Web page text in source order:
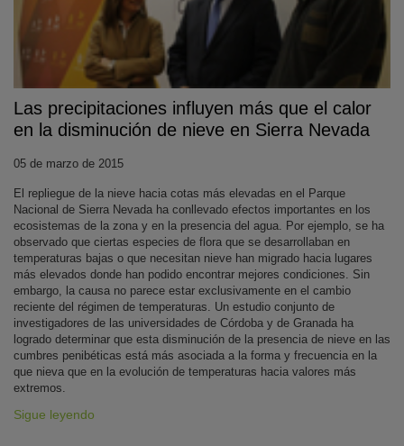
Las precipitaciones influyen más que el calor
en la disminución de nieve en Sierra Nevada
05 de marzo de 2015
El repliegue de la nieve hacia cotas más elevadas en el Parque
Nacional de Sierra Nevada ha conllevado efectos importantes en los
ecosistemas de la zona y en la presencia del agua. Por ejemplo, se ha
observado que ciertas especies de flora que se desarrollaban en
temperaturas bajas o que necesitan nieve han migrado hacia lugares
más elevados donde han podido encontrar mejores condiciones. Sin
embargo, la causa no parece estar exclusivamente en el cambio
reciente del régimen de temperaturas. Un estudio conjunto de
investigadores de las universidades de Córdoba y de Granada ha
logrado determinar que esta disminución de la presencia de nieve en las
cumbres penibéticas está más asociada a la forma y frecuencia en la
que nieva que en la evolución de temperaturas hacia valores más
extremos.
Sigue leyendo